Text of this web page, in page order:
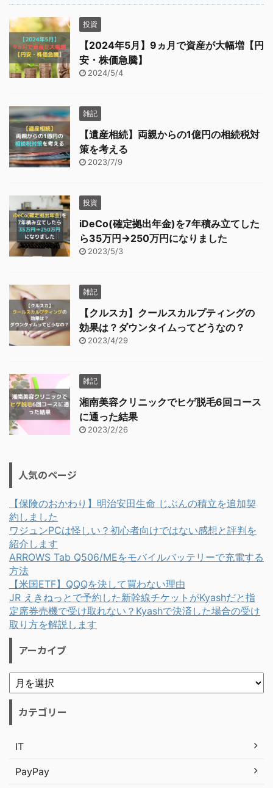
投資
【2024年5月】9ヵ月で資産が大幅増【円
安・株価急騰】
2024/5/4
雑記
【遺産相続】両親からの1億円の相続税対
策を考える
2023/7/9
投資
iDeCo(確定拠出年金)を7年積み立てした
ら35万円→250万円になりました
2023/5/3
雑記
【クルスカ】クールスカルプティングの
効果は？ダウンタイムってどうなの？
2023/4/29
雑記
湘南美容クリニックでヒゲ脱毛6回コース
に通った結果
2023/2/26
人気のページ
【保険のおかわり】明治安田生命 じぶんの積立を追加契
約しました
ワジュンPCは怪しい？初心者向けではない感想と評判を
紹介します
ARROWS Tab Q506/MEをモバイルバッテリーで充電する
方法
【米国ETF】QQQを決して買わない理由
JR えきねっとで予約した新幹線チケットがKyashだと指
定席券売機で受け取れない？Kyashで決済した場合の受け
取り方を解説します
アーカイブ
カテゴリー
IT
PayPay